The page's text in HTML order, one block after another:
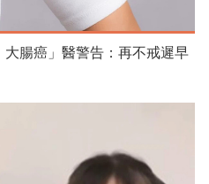
腸癌」醫警告：再不戒遲早